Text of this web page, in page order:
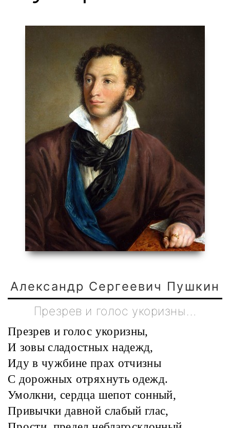
Александр Сергеевич Пушкин
Презрев и голос укоризны…
Презрев и голос укоризны,
И зовы сладостных надежд,
Иду в чужбине прах отчизны
С дорожных отряхнуть одежд.
Умолкни, сердца шепот сонный,
Привычки давной слабый глас,